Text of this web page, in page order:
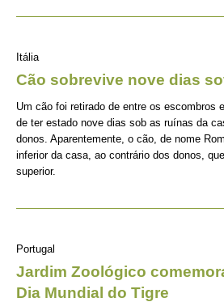
Itália
Cão sobrevive nove dias
Um cão foi retirado de entre os escombros
de ter estado nove dias sob as ruínas da
donos. Aparentemente, o cão, de nome
inferior da casa, ao contrário dos donos,
superior.
Portugal
Jardim Zoológico
Dia Mundial do Tigre